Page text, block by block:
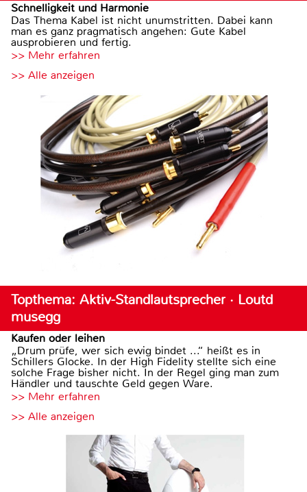
Schnelligkeit und Harmonie
Das Thema Kabel ist nicht unumstritten. Dabei kann
man es ganz pragmatisch angehen: Gute Kabel
ausprobieren und fertig.
>> Mehr erfahren
>> Alle anzeigen
Topthema: Aktiv-Standlautsprecher · Loutd
musegg
Kaufen oder leihen
„Drum prüfe, wer sich ewig bindet ...“ heißt es in
Schillers Glocke. In der High Fidelity stellte sich eine
solche Frage bisher nicht. In der Regel ging man zum
Händler und tauschte Geld gegen Ware.
>> Mehr erfahren
>> Alle anzeigen